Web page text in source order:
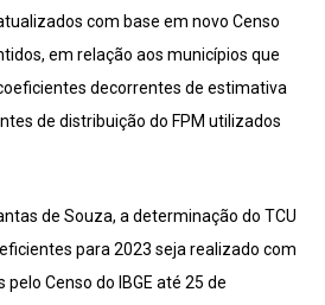
com base em novo Censo
em relação aos municípios que
decorrentes de estimativa
de distribuição do FPM utilizados
de Souza, a determinação do TCU
para 2023 seja realizado com
Censo do IBGE até 25 de